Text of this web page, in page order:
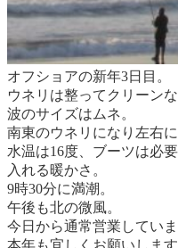
オフショアの新年3日目。
ウネリは整ってクリーン
波のサイズはムネ。
南東のウネリになり左右
水温は16度、ブーツは必
入れる暖かさ。
9時30分に満潮。
午後も北の微風。
今日から通常営業していま
本年も宜しくお願いします